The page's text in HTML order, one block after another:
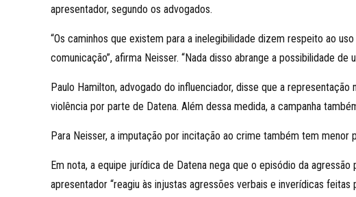
apresentador, segundo os advogados.
“Os caminhos que existem para a inelegibilidade dizem respeito ao
comunicação”, afirma Neisser. “Nada disso abrange a possibilidade
Paulo Hamilton, advogado do influenciador, disse que a
violência por parte de Datena. Além dessa medida, a campanha
Para Neisser, a imputação por incitação ao crime também tem
Em nota, a equipe jurídica de Datena nega que o episódio da
apresentador “reagiu às injustas agressões verbais e inverídicas feitas